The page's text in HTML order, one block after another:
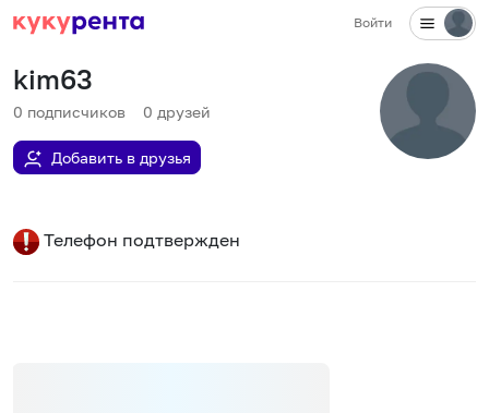
Войти
kim63
0 подписчиков 0 друзей
Добавить в друзья
Телефон подтвержден